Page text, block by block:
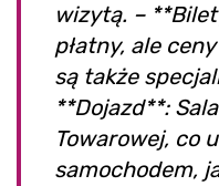
wizytą. –
płatny, ale
są także
**Dojazd**:
Towarowej, co
samochodem,